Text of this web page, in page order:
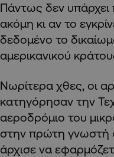
Πάντως δεν υπάρχει
ακόμη κι αν το
δεδομένο το
αμερικανικού
Νωρίτερα χθες, οι
κατηγόρησαν την
αεροδρόμιο του
στην πρώτη γνωστή
άρχισε να